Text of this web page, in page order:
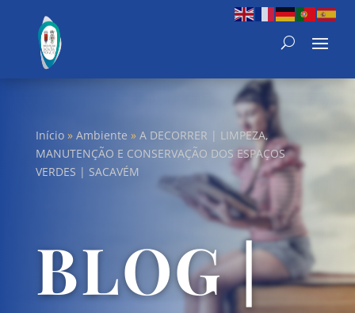
Início» Ambiente » A DECORRER | LIMPEZA,
MANUTENÇÃO E CONSERVAÇÃO DOS ESPAÇOS
VERDES | SACAVÉM
BLOG |